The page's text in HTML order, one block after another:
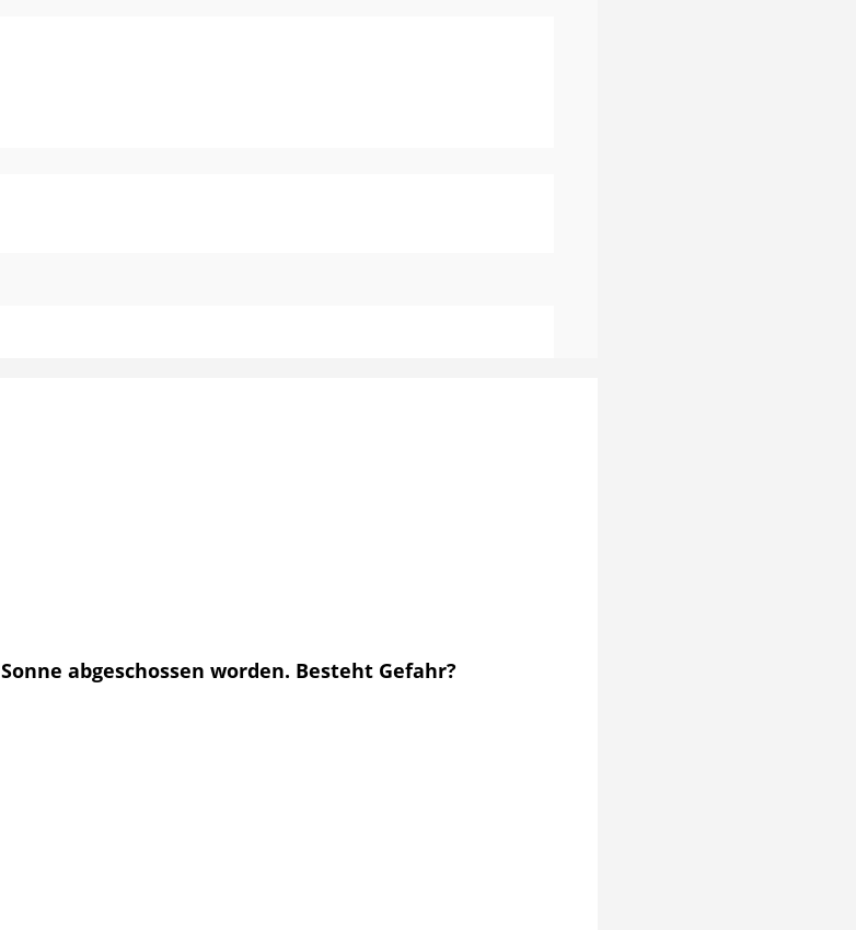
abgeschossen worden. Besteht Gefahr?